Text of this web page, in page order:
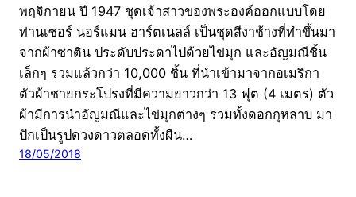
พฤจิกายน ปี 1947 ชุดเจ้าสาวของพระองค์ออกแบบโดย
ท่านเซอร์ นอร์แมน ฮาร์ตเนลล์ เป็นชุดสีงาช้างที่ทำขึ้นมา
จากผ้าซาติน ประดับประดาไปด้วยไข่มุก และอัญมณีชิ้น
เล็กๆ รวมแล้วกว่า 10,000 ชิ้น ที่นำเข้ามาจากอเมริกา
ตัวผ้าชายกระโปรงที่มีความยาวกว่า 13 ฟุต (4 เมตร) ตัว
ผ้ามีการนำอัญมณีและไข่มุกต่างๆ รวมทั้งดอกกุหลาบ มา
ปักเป็นรูปดวงดาวตลอดทั้งผืน…
18/05/2018